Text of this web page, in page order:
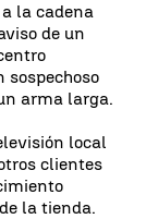
la cadena
de un
arma larga.
local
clientes
la tienda.